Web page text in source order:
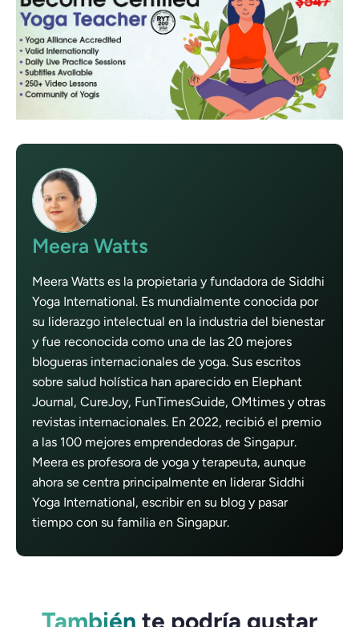
Meera Watts
Meera Watts es la propietaria y fundadora de Siddhi
Yoga International. Es mundialmente conocida por
su liderazgo intelectual en la industria del bienestar
y fue reconocida como una de las 20 mejores
blogueras internacionales de yoga. Sus escritos
sobre salud holística han aparecido en Elephant
Journal, CureJoy, FunTimesGuide, OMtimes y otras
revistas internacionales. En 2022, recibió el premio
a las 100 mejores emprendedoras de Singapur.
Meera es profesora de yoga y terapeuta, aunque
ahora se centra principalmente en liderar Siddhi
Yoga International, escribir en su blog y pasar
tiempo con su familia en Singapur.